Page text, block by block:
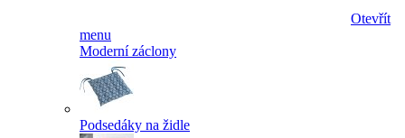
Otevřít
menu
Moderní záclony
Podsedáky na židle